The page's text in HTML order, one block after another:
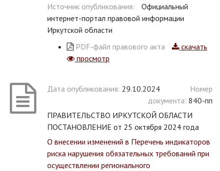
Источник опубликования:
Официальный
интернет-портал правовой информации
Иркутской области
PDF-файл правового акта
скачать
просмотр
Дата опубликования: 29.10.2024
Номер
документа: 840-пп
ПРАВИТЕЛЬСТВО ИРКУТСКОЙ ОБЛАСТИ
ПОСТАНОВЛЕНИЕ от 25 октября 2024 года
О внесении изменений в Перечень индикаторов
риска нарушения обязательных требований при
осуществлении регионального